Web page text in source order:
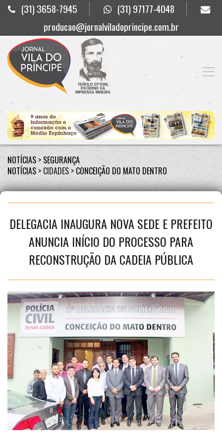
(31) 3658-7945
(31) 97177-4048
producao@jornalviladoprincipe.com.br
NOTÍCIAS > SEGURANÇA
NOTÍCIAS > CIDADES > CONCEIÇÃO DO MATO DENTRO
DELEGACIA INAUGURA NOVA SEDE E PREFEITO
ANUNCIA INÍCIO DO PROCESSO PARA
RECONSTRUÇÃO DA CADEIA PÚBLICA